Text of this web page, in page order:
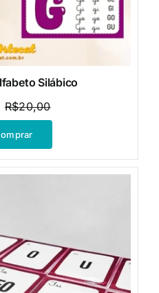
Silábico
R$20,00O
preço
era:
O
preço
é: